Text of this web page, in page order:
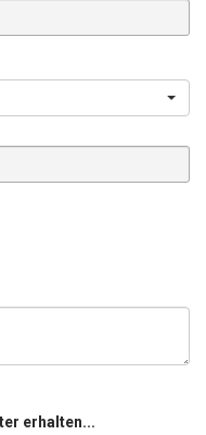
erhalten...